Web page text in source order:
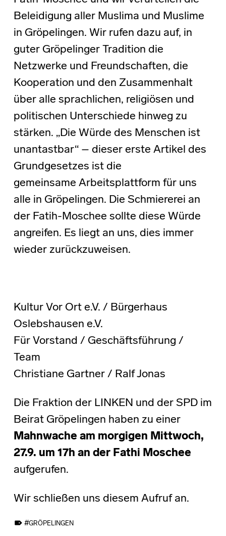
Beleidigung aller Muslima und Muslime
in Gröpelingen. Wir rufen dazu auf, in
guter Gröpelinger Tradition die
Netzwerke und Freundschaften, die
Kooperation und den Zusammenhalt
über alle sprachlichen, religiösen und
politischen Unterschiede hinweg zu
stärken. „Die Würde des Menschen ist
unantastbar“ – dieser erste Artikel des
Grundgesetzes ist die
gemeinsame Arbeitsplattform für uns
alle in Gröpelingen. Die Schmiererei an
der Fatih-Moschee sollte diese Würde
angreifen. Es liegt an uns, dies immer
wieder zurückzuweisen.
Kultur Vor Ort e.V. / Bürgerhaus
Oslebshausen e.V.
Für Vorstand / Geschäftsführung /
Team
Christiane Gartner / Ralf Jonas
Die Fraktion der LINKEN und der SPD im
Beirat Gröpelingen haben zu einer
Mahnwache am morgigen Mittwoch,
27.9. um 17h an der Fathi Moschee
aufgerufen.
Wir schließen uns diesem Aufruf an.
GRÖPELINGEN